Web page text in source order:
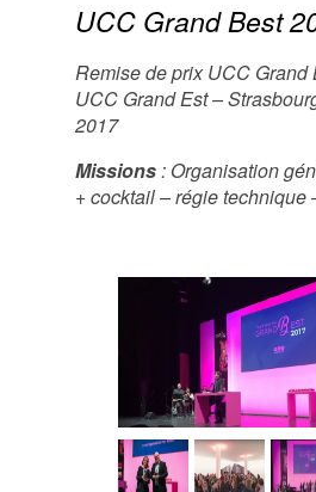
UCC Grand Best
Remise de prix UCC Grand
UCC Grand Est –
2017
Missions: Organisation
+ cocktail – régie technique